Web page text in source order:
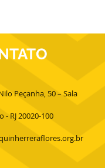
Peçanha, 50 – Sala
- RJ 20020-100